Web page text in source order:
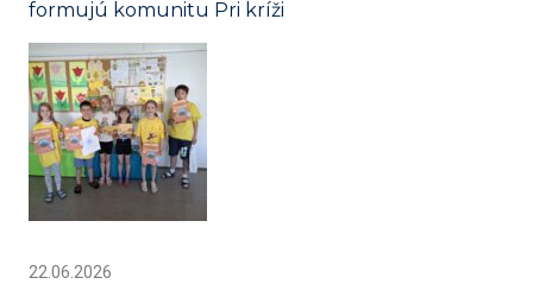
formujú komunitu Pri kríži
22.06.2026